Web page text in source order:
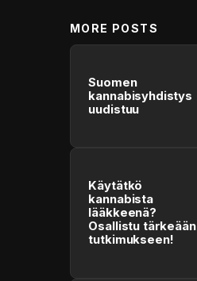
MORE POSTS
Suomen
kannabisyhdistys
uudistuu
Käytätkö
kannabista
lääkkeenä?
Osallistu tärkeään
tutkimukseen!